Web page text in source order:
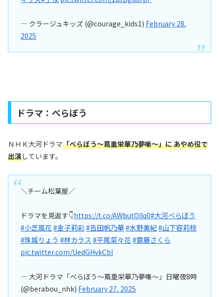
— クラージュキッズ (@courage_kids1) February 28,
2025
ドラマ：べらぼう
ＮＨＫ大河ドラマ「べらぼう〜蔦重栄華乃夢噺〜」に あやめ役で
出演しています。
＼チーム松葉屋／
ドラマを見返す👇https://t.co/AWbutOIlq0#大河べらぼう
#小芝風花#金子莉彩#吉田帆乃華#水野美紀#山下容莉枝
#珠城りょう #林カラス #平尾菜々花#齋藤さくら
pic.twitter.com/UedGHvkCbI
— 大河ドラマ「べらぼう〜蔦重栄華乃夢噺〜」日曜夜8時
(@berabou_nhk) February 27, 2025